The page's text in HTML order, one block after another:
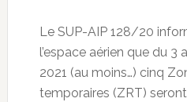
Le SUP-AIP 128/20
l’espace aérien que du 3
2021 (au moins…) cinq
temporaires (ZRT)